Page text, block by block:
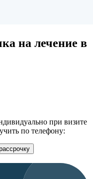
на лечение в
при визите
по телефону: